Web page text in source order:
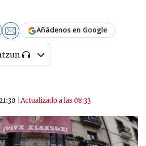
|Actualizado a las 08:33
Añádenos en Google